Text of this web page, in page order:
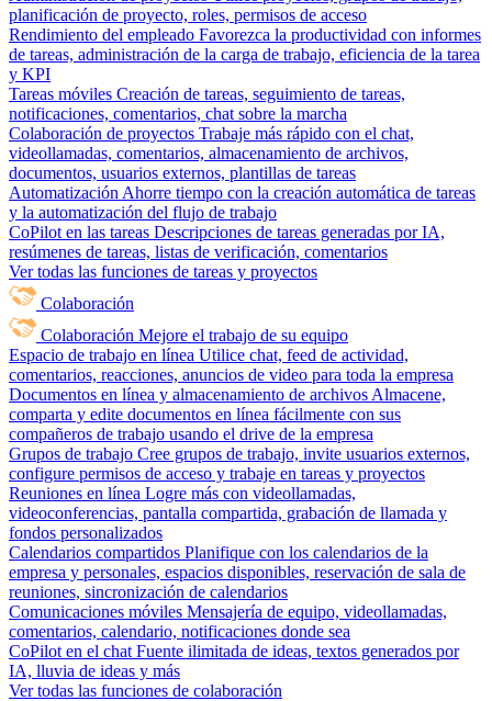
planificación de proyecto, roles, permisos de acceso
Rendimiento del empleado Favorezca la productividad con informes
de tareas, administración de la carga de trabajo, eficiencia de la tarea
y KPI
Tareas móviles Creación de tareas, seguimiento de tareas,
notificaciones, comentarios, chat sobre la marcha
Colaboración de proyectos Trabaje más rápido con el chat,
videollamadas, comentarios, almacenamiento de archivos,
documentos, usuarios externos, plantillas de tareas
Automatización Ahorre tiempo con la creación automática de tareas
y la automatización del flujo de trabajo
CoPilot en las tareas Descripciones de tareas generadas por IA,
resúmenes de tareas, listas de verificación, comentarios
Ver todas las funciones de tareas y proyectos
Colaboración
Colaboración Mejore el trabajo de su equipo
Espacio de trabajo en línea Utilice chat, feed de actividad,
comentarios, reacciones, anuncios de video para toda la empresa
Documentos en línea y almacenamiento de archivos Almacene,
comparta y edite documentos en línea fácilmente con sus
compañeros de trabajo usando el drive de la empresa
Grupos de trabajo Cree grupos de trabajo, invite usuarios externos,
configure permisos de acceso y trabaje en tareas y proyectos
Reuniones en línea Logre más con videollamadas,
videoconferencias, pantalla compartida, grabación de llamada y
fondos personalizados
Calendarios compartidos Planifique con los calendarios de la
empresa y personales, espacios disponibles, reservación de sala de
reuniones, sincronización de calendarios
Comunicaciones móviles Mensajería de equipo, videollamadas,
comentarios, calendario, notificaciones donde sea
CoPilot en el chat Fuente ilimitada de ideas, textos generados por
IA, lluvia de ideas y más
Ver todas las funciones de colaboración